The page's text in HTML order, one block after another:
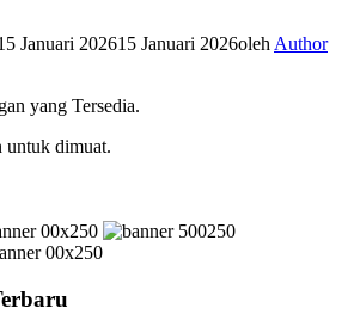
Januari 202615 Januari 2026oleh Author
yang Tersedia.
untuk dimuat.